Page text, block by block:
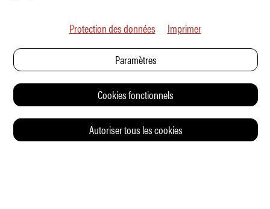
Protection des données Imprimer
Paramètres
Cookies fonctionnels
Autoriser tous les cookies